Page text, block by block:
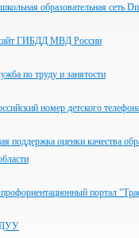
образовательная сеть
ГИБДД МВД России
по труду и занятости
номер детского
поддержка оценки качества
портал
ДУУ